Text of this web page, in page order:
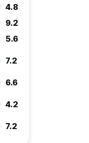
4.8
9.2
5.6
7.2
6.6
4.2
7.2